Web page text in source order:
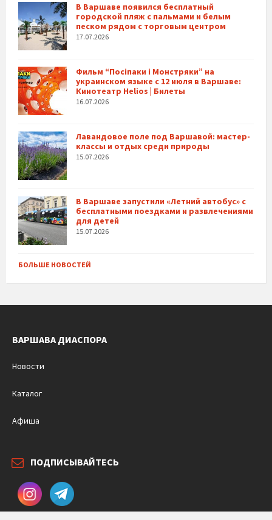
В Варшаве появился бесплатный
городской пляж с пальмами и белым
песком рядом с торговым центром
17.07.2026
Фильм “Посіпаки і Монстряки” на
украинском языке с 12 июля в Варшаве:
Кинотеатр Helios | Билеты
16.07.2026
Лавандовое поле под Варшавой: мастер-
классы и отдых среди природы
15.07.2026
В Варшаве запустили «Летний автобус» с
бесплатными поездками и развлечениями
для детей
15.07.2026
БОЛЬШЕ НОВОСТЕЙ
ВАРШАВА ДИАСПОРА
Новости
Каталог
Афиша
ПОДПИСЫВАЙТЕСЬ